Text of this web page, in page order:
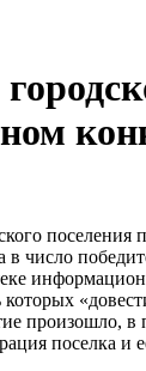
в число
которых
произошло,
поселка и